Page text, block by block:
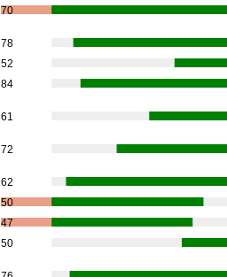
70
78
52
84
61
72
62
50
47
50